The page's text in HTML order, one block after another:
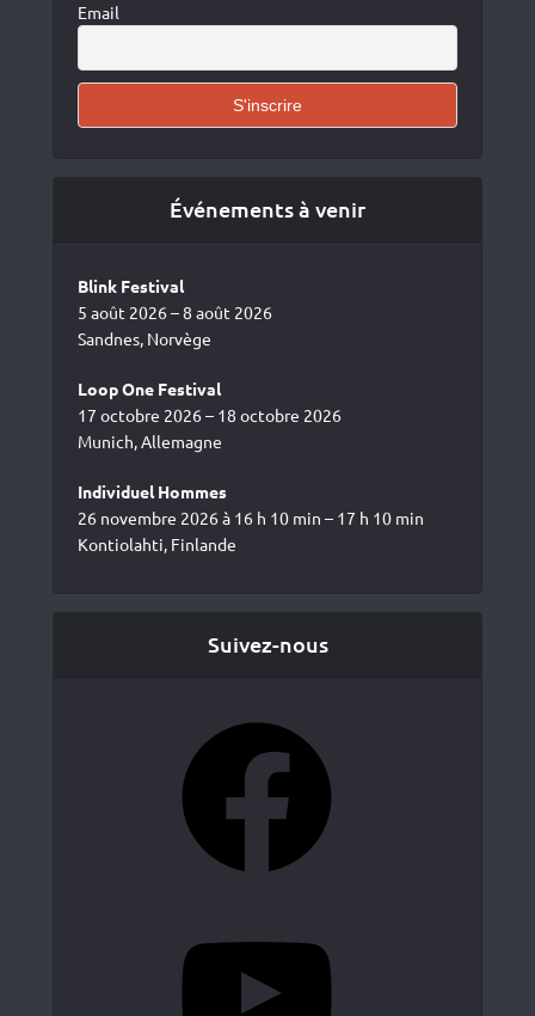
Email
Événements à venir
Blink Festival
5 août 2026 – 8 août 2026
Sandnes, Norvège
Loop One Festival
17 octobre 2026 – 18 octobre 2026
Munich, Allemagne
Individuel Hommes
26 novembre 2026 à 16 h 10 min – 17 h 10 min
Kontiolahti, Finlande
Suivez-nous